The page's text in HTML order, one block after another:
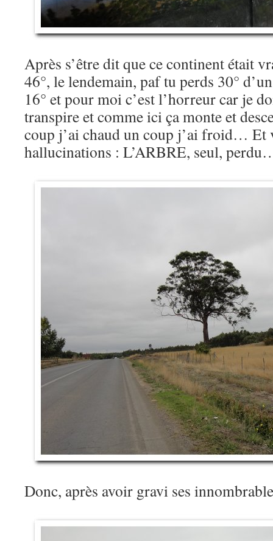
Après s’être dit que ce continent était
46°, le lendemain, paf tu perds 30°
16° et pour moi c’est l’horreur car je
transpire et comme ici ça monte et
coup j’ai chaud un coup j’ai froid… Et
hallucinations : L’ARBRE, seul,
Donc, après avoir gravi ses